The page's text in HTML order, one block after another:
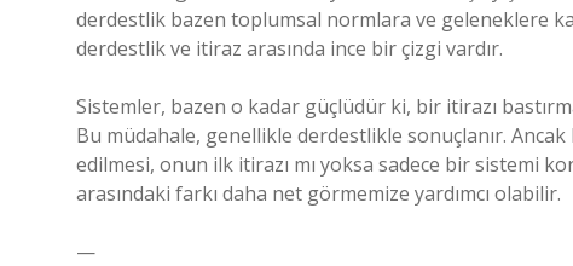
derdestlik bazen toplumsal normlara ve geleneklere
derdestlik ve itiraz arasında ince bir çizgi vardır.
Sistemler, bazen o kadar güçlüdür ki, bir itirazı
Bu müdahale, genellikle derdestlikle sonuçlanır.
edilmesi, onun ilk itirazı mı yoksa sadece bir sistemi
arasındaki farkı daha net görmemize yardımcı olabilir.
—